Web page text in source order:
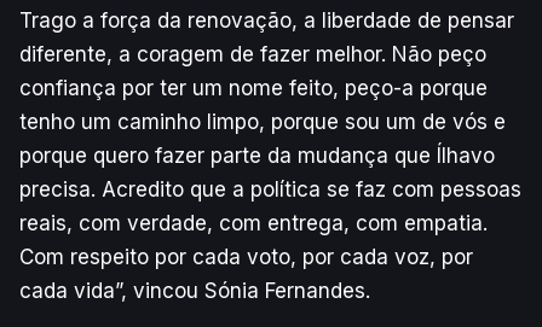
Trago a força da renovação, a liberdade de pensar
diferente, a coragem de fazer melhor. Não peço
confiança por ter um nome feito, peço-a porque
tenho um caminho limpo, porque sou um de vós e
porque quero fazer parte da mudança que Ílhavo
precisa. Acredito que a política se faz com pessoas
reais, com verdade, com entrega, com empatia.
Com respeito por cada voto, por cada voz, por
cada vida”, vincou Sónia Fernandes.